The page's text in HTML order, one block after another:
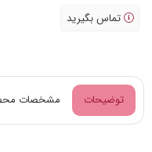
تماس بگیرید
توضیحات مشخصات